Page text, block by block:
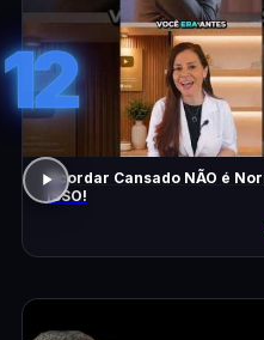
12
Acordar Cansado NÃO é
ISSO!